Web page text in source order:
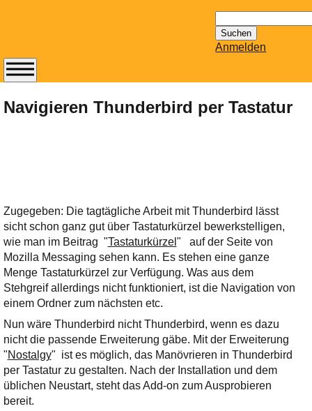
nach:
Anmelden
Navigieren Thunderbird per Tastatur
Zugegeben: Die tagtägliche Arbeit mit Thunderbird lässt
sicht schon ganz gut über Tastaturkürzel bewerkstelligen,
wie man im Beitrag "Tastaturkürzel " auf der Seite von
Mozilla Messaging sehen kann. Es stehen eine ganze
Menge Tastaturkürzel zur Verfügung. Was aus dem
Stehgreif allerdings nicht funktioniert, ist die Navigation von
einem Ordner zum nächsten etc.
Nun wäre Thunderbird nicht Thunderbird, wenn es dazu
nicht die passende Erweiterung gäbe. Mit der Erweiterung
"Nostalgy" ist es möglich, das Manövrieren in Thunderbird
per Tastatur zu gestalten. Nach der Installation und dem
üblichen Neustart, steht das Add-on zum Ausprobieren
bereit.
Abonnieren Sie den
14-tägig
erscheinenden
Email für Sie
bereithält!
Wie z.B. Outlook,
GMail, Thunderbird
oder auch
KuNoMail, usw.
Ihre E-Mail
Adresse:
E-Mail
E-Mail bestätigen